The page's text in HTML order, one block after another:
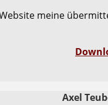
meine
Axel